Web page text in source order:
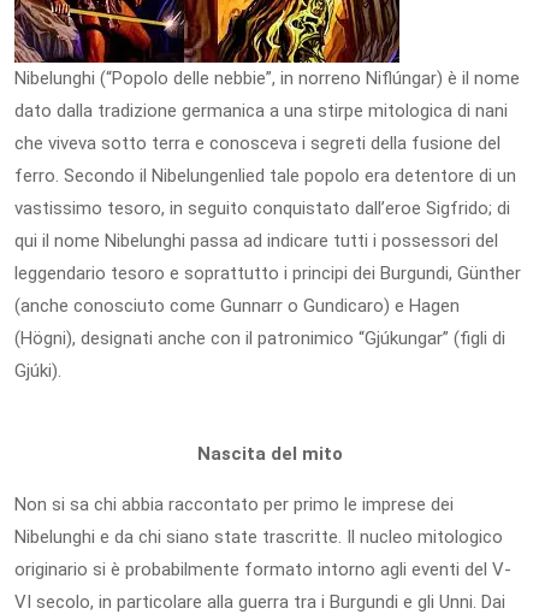
Nibelunghi (“Popolo delle nebbie”, in norreno Niflúngar) è il nome
dato dalla tradizione germanica a una stirpe mitologica di nani
che viveva sotto terra e conosceva i segreti della fusione del
ferro. Secondo il Nibelungenlied tale popolo era detentore di un
vastissimo tesoro, in seguito conquistato dall’eroe Sigfrido; di
qui il nome Nibelunghi passa ad indicare tutti i possessori del
leggendario tesoro e soprattutto i principi dei Burgundi, Günther
(anche conosciuto come Gunnarr o Gundicaro) e Hagen
(Högni), designati anche con il patronimico “Gjúkungar” (figli di
Gjúki).
Nascita del mito
Non si sa chi abbia raccontato per primo le imprese dei
Nibelunghi e da chi siano state trascritte. Il nucleo mitologico
originario si è probabilmente formato intorno agli eventi del V-
VI secolo, in particolare alla guerra tra i Burgundi e gli Unni. Dai